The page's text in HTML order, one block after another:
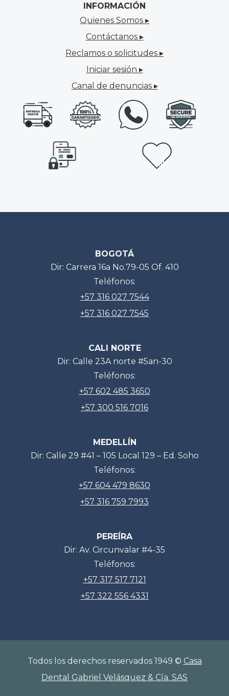
INFORMACIÓN
Quienes Somos ▸
Contáctanos ▸
Reclamos o solicitudes ▸
Iniciar sesión ▸
Canal de denuncias ▸
BOGOTÁ
Dir: Carrera 16a No.79-05 Of. 410
Teléfonos:
+57 316 027 7544
+57 316 027 7545
CALI NORTE
Dir: Calle 23A norte #5an-30
Teléfonos:
+57 602 485 3650
+57 300 516 7016
MEDELLÍN
Dir: Calle 29 #41 – 105 Local 129 – Ed. Soho
Teléfonos:
+57 604 479 8630
+57 316 759 7993
PEREÍRA
Dir: Av. Circunvalar #4-35
Teléfonos:
+57 317 517 7121
+57 322 556 4331
Todos los derechos reservados 1949 © Casa
Dental Gabriel Velásquez & Cía. SAS